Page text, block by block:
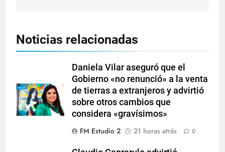
Noticias relacionadas
Daniela Vilar aseguró que el
Gobierno «no renunció» a la venta
de tierras a extranjeros y advirtió
sobre otros cambios que
considera «gravísimos»
FM Estudio 2
21 horas atrás 0